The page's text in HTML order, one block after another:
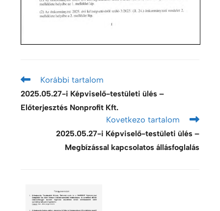
Korábbi tartalom
2025.05.27-i Képviselő-testületi ülés –
Előterjesztés Nonprofit Kft.
Kovetkezo tartalom
2025.05.27-i Képviselő-testületi ülés –
Megbízással kapcsolatos állásfoglalás